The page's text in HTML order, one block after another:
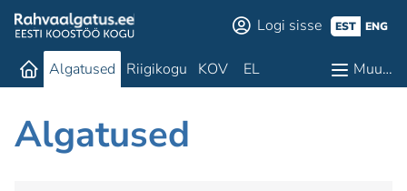
Logi sisse EST ENG
Algatused Riigikogu KOV EL Muu…
Algatused